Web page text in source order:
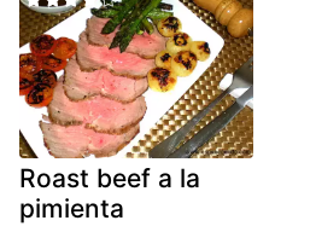
Roast beef a la
pimienta